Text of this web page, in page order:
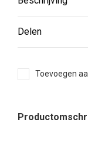
Delen
Toevoegen